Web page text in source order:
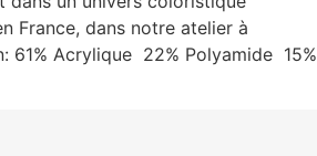
France, dans notre atelier à
61% Acrylique 22% Polyamide 15%